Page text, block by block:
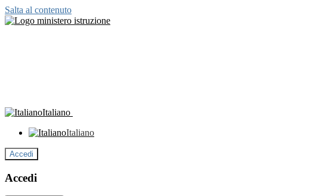
Salta al contenuto
Italiano
Italiano
Accedi
Accedi